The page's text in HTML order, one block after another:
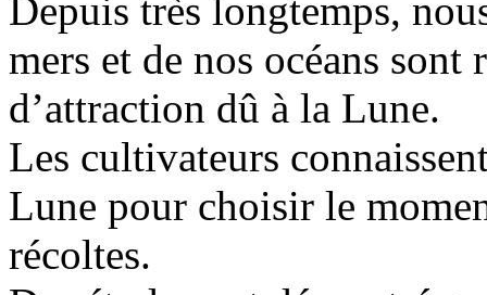
Depuis très longtemps,
mers et de nos océans sont
d’attraction dû à la Lune.
Les cultivateurs
Lune pour choisir le
récoltes.